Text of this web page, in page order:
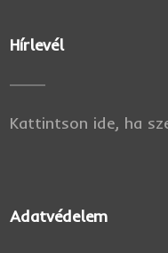
Hírlevél
Kattintson ide, ha
Adatvédelem